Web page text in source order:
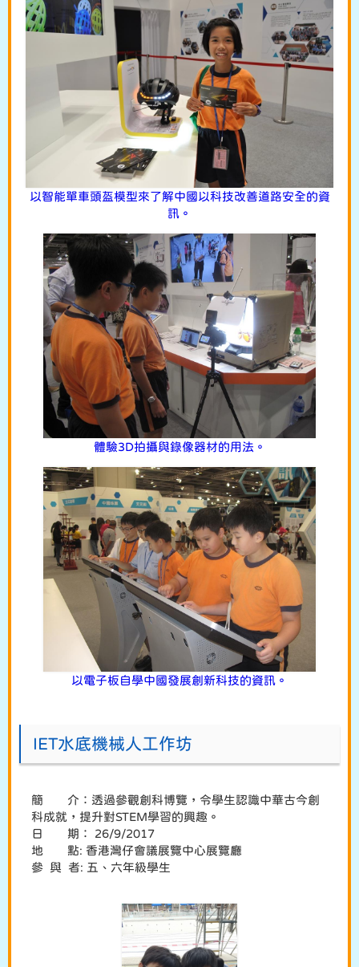
以智能單車頭盔模型來了解中國以科技改善道路安全的資
訊。
體驗3D拍攝與錄像器材的用法。
以電子板自學中國發展創新科技的資訊。
IET水底機械人工作坊
簡 介：透過參觀創科博覽，令學生認識中華古今創
科成就，提升對STEM學習的興趣。
日 期： 26/9/2017
地 點: 香港灣仔會議展覽中心展覽廳
參 與 者: 五、六年級學生